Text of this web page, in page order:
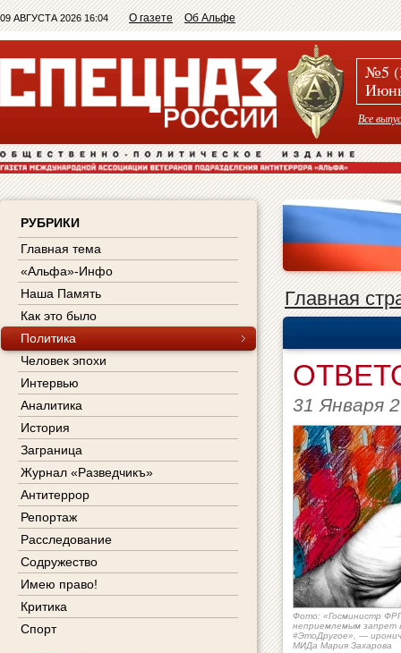
09 АВГУСТА 2026 16:04 О газете Об Альфе
№5
Все
РУБРИКИ
Главная тема
«Альфа»-Инфо
Наша Память
Как это было
Политика
Человек эпохи
Интервью
Аналитика
История
Заграница
Журнал «Разведчикъ»
Антитеррор
Репортаж
Расследование
Содружество
Имею право!
Критика
Спорт
Главная
31 Января
Фото: «Госминистр
неприемлемым запрет
#ЭтоДругое», —
МИДа Мария Захарова